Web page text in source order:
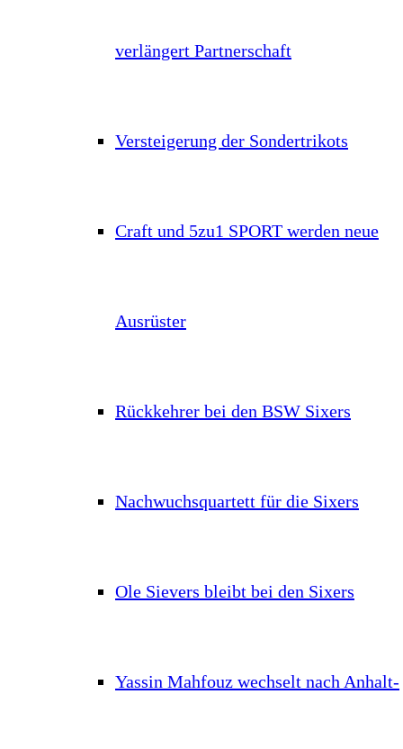
verlängert Partnerschaft
Versteigerung der Sondertrikots
Craft und 5zu1 SPORT werden neue
Ausrüster
Rückkehrer bei den BSW Sixers
Nachwuchsquartett für die Sixers
Ole Sievers bleibt bei den Sixers
Yassin Mahfouz wechselt nach Anhalt-